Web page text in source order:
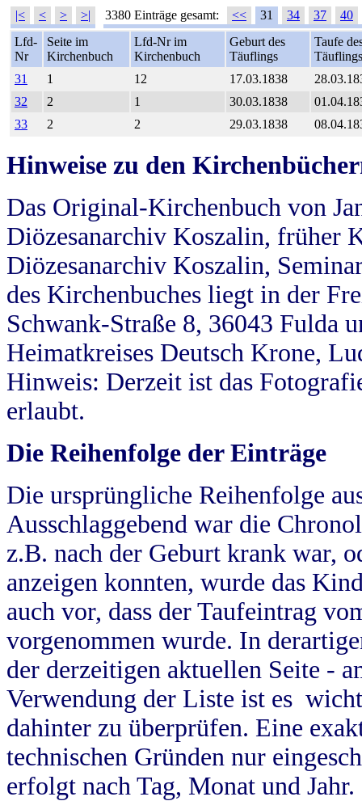
|< < > >| 3380 Einträge gesamt: << 31 34 37
40
Lfd-
Nr
Seite im
Kirchenbuch
Lfd-Nr im
Kirchenbuch
Geburt des
Täuflings
Taufe
Täuflings
31
1 12 17.03.1838
32
2 1 30.03.1838
33
2 2 29.03.1838
Hinweise zu den
Das Original-Kirchenbuch von
Diözesanarchiv Koszalin, früher
Diözesanarchiv Koszalin,
des Kirchenbuches liegt in der
Schwank-Straße 8, 36043 Fulda
Heimatkreises Deutsch Krone,
Hinweis: Derzeit ist das
erlaubt.
Die Reihenfolge der Einträge
Die ursprüngliche Reihenfolge
Ausschlaggebend war die
z.B. nach der Geburt krank war,
anzeigen konnten, wurde das
auch vor, dass der Taufeintrag
vorgenommen wurde. In
der derzeitigen aktuellen Seite -
Verwendung der Liste ist es
dahinter zu überprüfen. Eine
technischen Gründen nur
erfolgt nach Tag, Monat und Jahr.